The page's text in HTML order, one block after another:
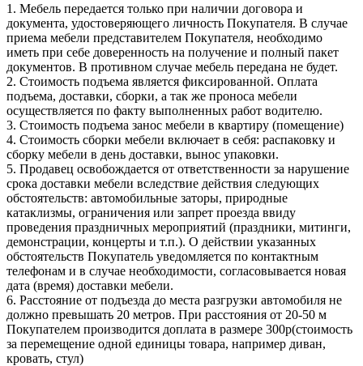
1. Мебель передается только при наличии договора и
документа, удостоверяющего личность Покупателя. В случае
приема мебели представителем Покупателя, необходимо
иметь при себе доверенность на получение и полный пакет
документов. В противном случае мебель передана не будет.
2. Стоимость подъема является фиксированной. Оплата
подъема, доставки, сборки, а так же проноса мебели
осуществляется по факту выполненных работ водителю.
3. Стоимость подъема занос мебели в квартиру (помещение)
4. Стоимость сборки мебели включает в себя: распаковку и
сборку мебели в день доставки, вынос упаковки.
5. Продавец освобождается от ответственности за нарушение
срока доставки мебели вследствие действия следующих
обстоятельств: автомобильные заторы, природные
катаклизмы, ограничения или запрет проезда ввиду
проведения праздничных мероприятий (праздники, митинги,
демонстрации, концерты и т.п.). О действии указанных
обстоятельств Покупатель уведомляется по контактным
телефонам и в случае необходимости, согласовывается новая
дата (время) доставки мебели.
6. Расстояние от подъезда до места разгрузки автомобиля не
должно превышать 20 метров. При расстояния от 20-50 м
Покупателем производится доплата в размере 300р(стоимость
за перемещение одной единицы товара, например диван,
кровать, стул)